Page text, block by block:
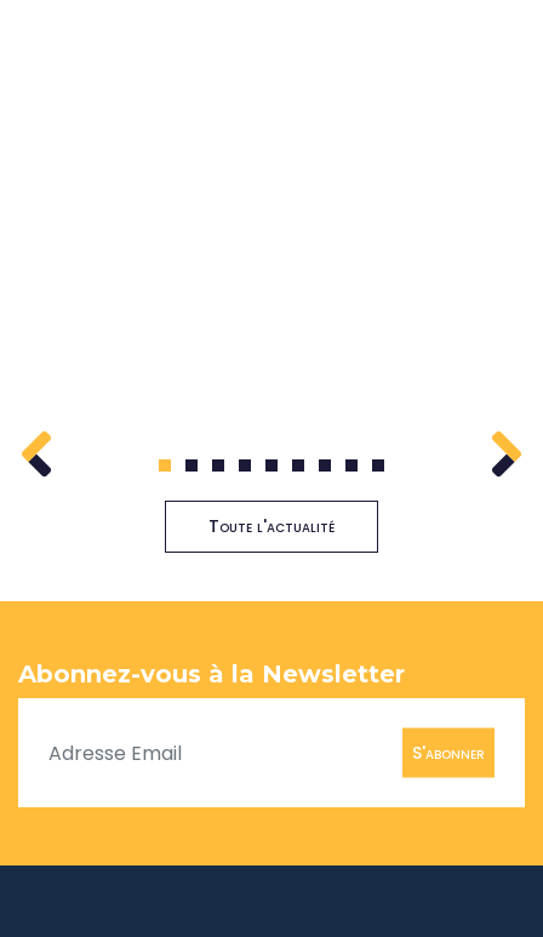
1 2 3 4 5 6 7 8 9
Toute l'actualité
Abonnez-vous à la Newsletter
S'abonner